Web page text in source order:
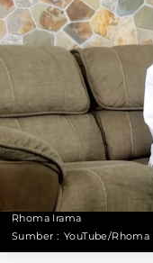
Rhoma Irama
Sumber : YouTube/